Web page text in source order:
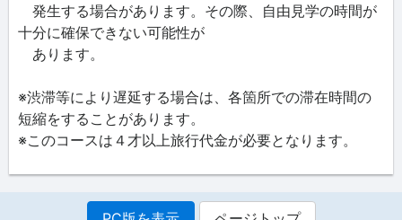
発生する場合があります。その際、自由見学の時間が
十分に確保できない可能性が
あります。
※渋滞等により遅延する場合は、各箇所での滞在時間の
短縮をすることがあります。
※このコースは４才以上旅行代金が必要となります。